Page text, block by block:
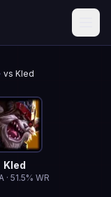
vs Kled
Kled
· 51.5% WR